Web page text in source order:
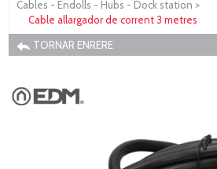
Cables - Endolls - Hubs - Dock station >
Cable allargador de corrent 3 metres
TORNAR ENRERE